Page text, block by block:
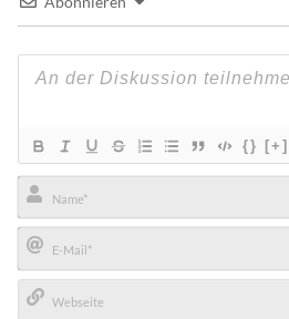
{} [+]
Name*
E-
Mail*